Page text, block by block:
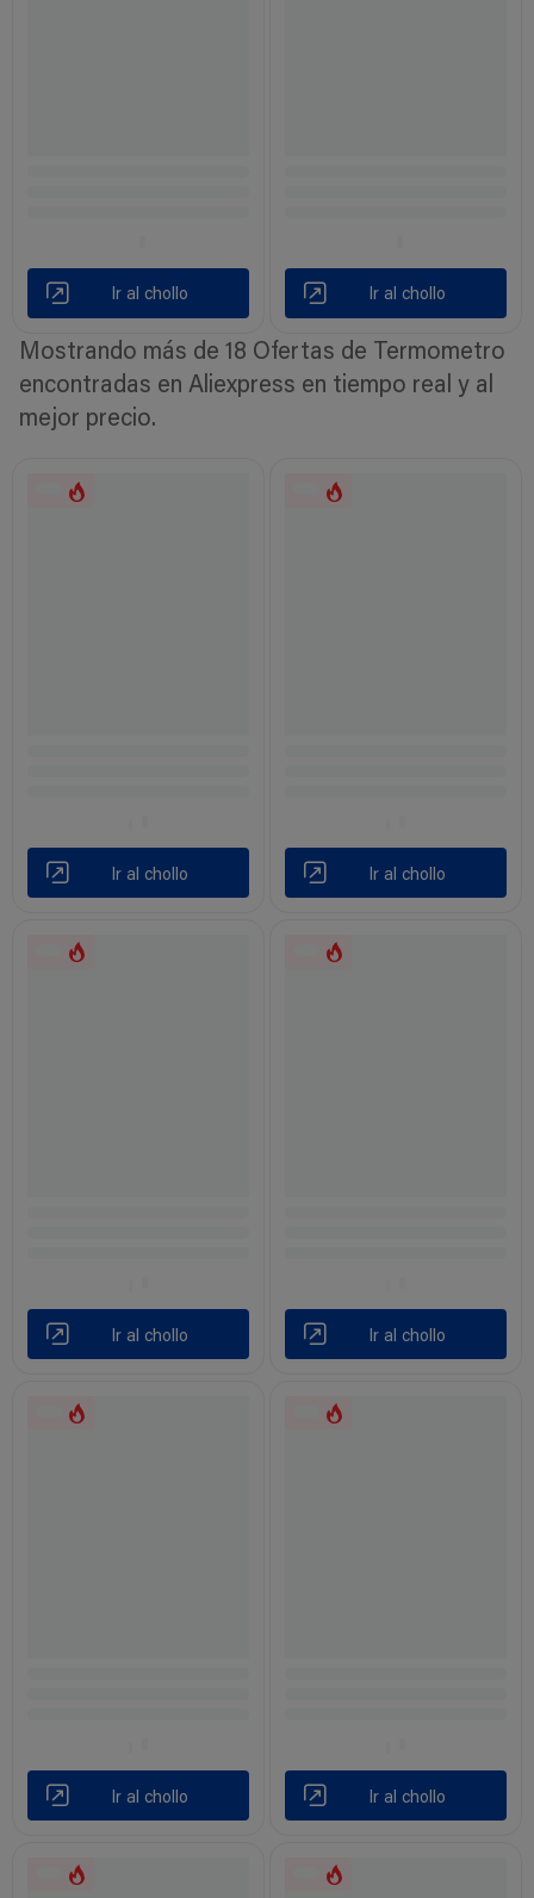
Ir al chollo Ir al chollo
Mostrando más de 18 Ofertas de Termometro
encontradas en Aliexpress en tiempo real y al
mejor precio.
Ir al chollo Ir al chollo
Ir al chollo Ir al chollo
Ir al chollo Ir al chollo